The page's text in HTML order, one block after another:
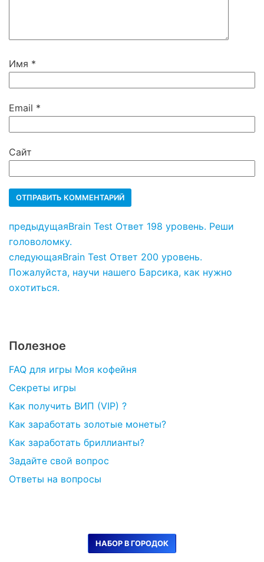
Имя *
Email *
Сайт
предыдущаяBrain Test Ответ 198 уровень. Реши
головоломку.
следующаяBrain Test Ответ 200 уровень.
Пожалуйста, научи нашего Барсика, как нужно
охотиться.
Полезное
FAQ для игры Моя кофейня
Секреты игры
Как получить ВИП (VIP) ?
Как заработать золотые монеты?
Как заработать бриллианты?
Задайте свой вопрос
Ответы на вопросы
НАБОР В ГОРОДОК